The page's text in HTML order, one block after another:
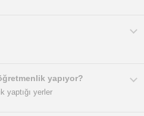
yapıyor?
yaptığı yerler